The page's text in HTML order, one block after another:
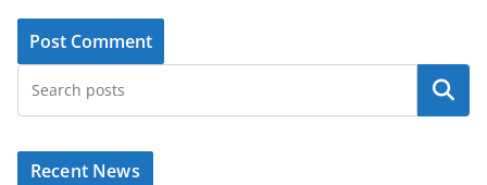
Search
Recent News